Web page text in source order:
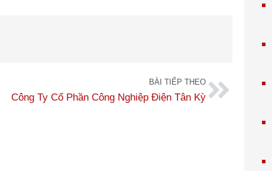
BÀI TIẾP THEO
Công Ty Cổ Phần Công Nghiệp Điện Tân Kỳ